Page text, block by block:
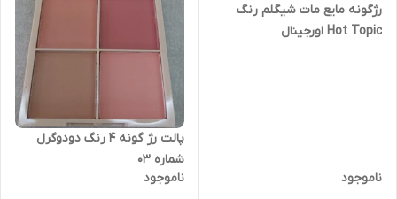
رژگونه مایع مات شیگلم رنگ
Hot Topic اورجینال
ناموجود
پالت رژ گونه ۴ رنگ دودوگرل
شماره ۰۳
ناموجود